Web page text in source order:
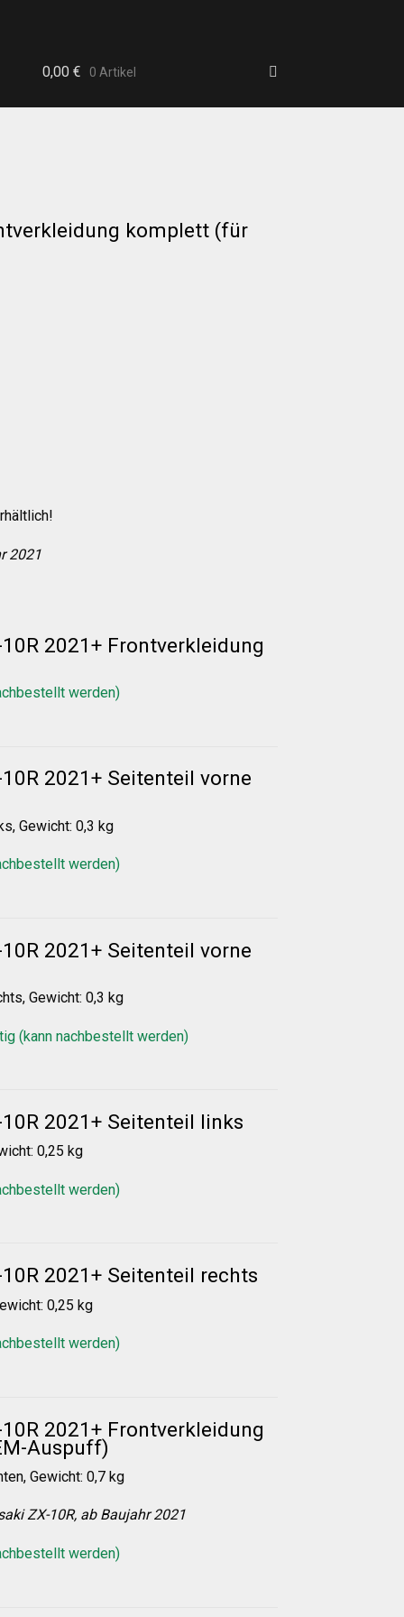
0,00 € 0 Artikel
komplett (für
2021
2021+ Frontverkleidung
werden)
2021+ Seitenteil vorne
Gewicht: 0,3 kg
werden)
2021+ Seitenteil vorne
Gewicht: 0,3 kg
(kann nachbestellt werden)
10R 2021+ Seitenteil links
0,25 kg
werden)
2021+ Seitenteil rechts
0,25 kg
werden)
2021+ Frontverkleidung
Auspuff)
Gewicht: 0,7 kg
ZX-10R, ab Baujahr 2021
werden)